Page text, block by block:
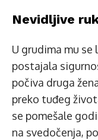
Nevidljive
U grudima mu se
postajala
počiva druga
preko tuđeg
se pomešale
na svedočenja,